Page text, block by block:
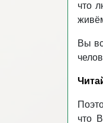
что
Вы
что